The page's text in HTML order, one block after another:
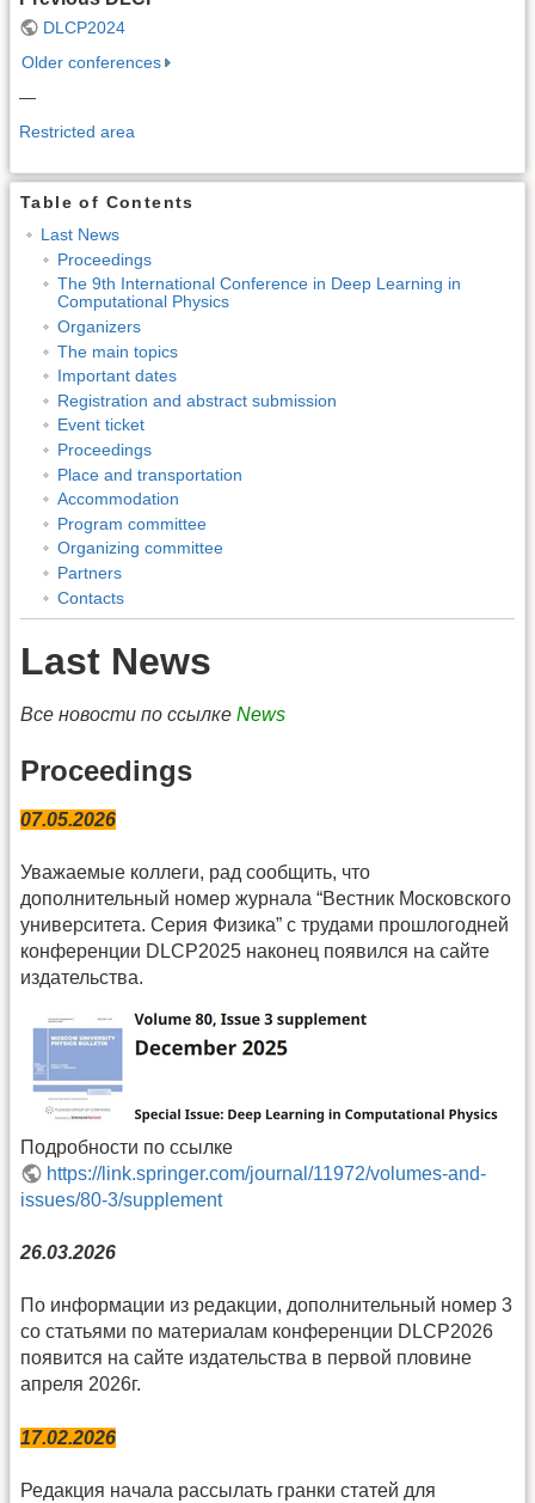
DLCP2024
Older conferences
—
Restricted area
Table of Contents
Last News
Proceedings
The 9th International Conference in Deep Learning in
Computational Physics
Organizers
The main topics
Important dates
Registration and abstract submission
Event ticket
Proceedings
Place and transportation
Accommodation
Program committee
Organizing committee
Partners
Contacts
Last News
Все новости по ссылке News
Proceedings
07.05.2026
Уважаемые коллеги, рад сообщить, что
дополнительный номер журнала “Вестник Московского
университета. Серия Физика” с трудами прошлогодней
конференции DLCP2025 наконец появился на сайте
издательства.
Подробности по ссылке
https://link.springer.com/journal/11972/volumes-and-
issues/80-3/supplement
26.03.2026
По информации из редакции, дополнительный номер 3
со статьями по материалам конференции DLCP2026
появится на сайте издательства в первой пловине
апреля 2026г.
17.02.2026
Редакция начала рассылать гранки статей для